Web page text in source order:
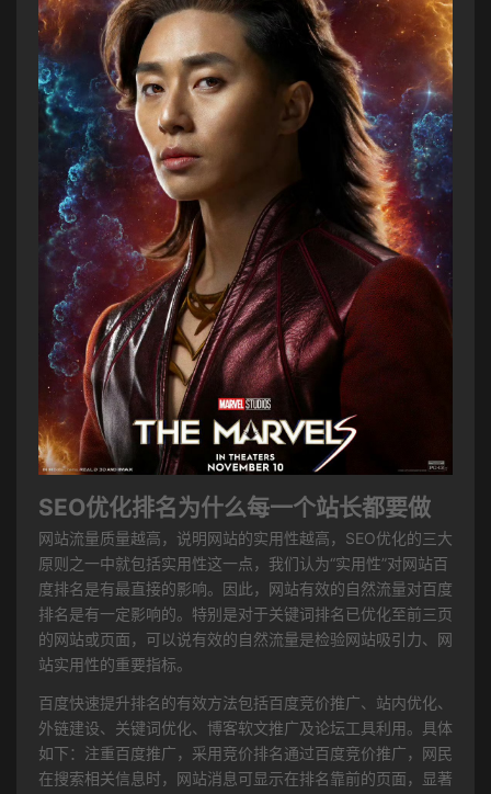
SEO优化排名为什么每一个站长都要做
网站流量质量越高，说明网站的实用性越高，SEO优化的三大
原则之一中就包括实用性这一点，我们认为“实用性”对网站百
度排名是有最直接的影响。因此，网站有效的自然流量对百度
排名是有一定影响的。特别是对于关键词排名已优化至前三页
的网站或页面，可以说有效的自然流量是检验网站吸引力、网
站实用性的重要指标。
百度快速提升排名的有效方法包括百度竞价推广、站内优化、
外链建设、关键词优化、博客软文推广及论坛工具利用。具体
如下：注重百度推广，采用竞价排名通过百度竞价推广，网民
在搜索相关信息时，网站消息可显示在排名靠前的页面，显著